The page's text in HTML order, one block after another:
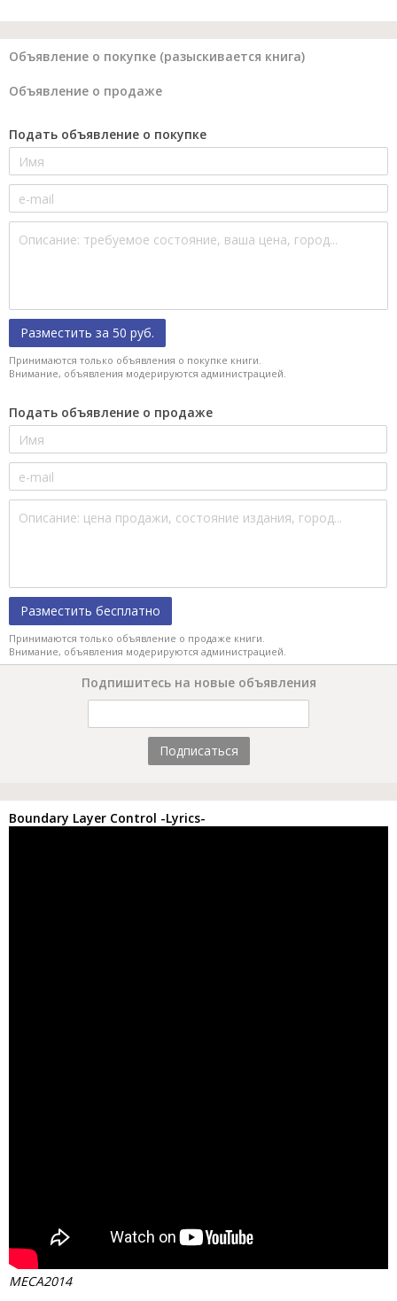
Объявление о покупке (разыскивается книга)
Объявление о продаже
Подать объявление о покупке
Разместить за 50 руб.
Принимаются только объявления о покупке книги.
Внимание, объявления модерируются администрацией.
Подать объявление о продаже
Разместить бесплатно
Принимаются только объявление о продаже книги.
Внимание, объявления модерируются администрацией.
Подпишитесь на новые объявления
Подписаться
Boundary Layer Control -Lyrics-
MECA2014